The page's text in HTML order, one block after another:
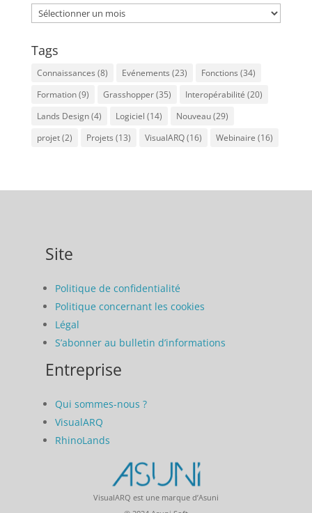
Archives
Tags
Connaissances (8) Evénements (23) Fonctions (34)
Formation(9) Grasshopper(35) Interopérabilité (20)
Lands Design(4) Logiciel (14) Nouveau(29)
projet(2) Projets (13) VisualARQ(16) Webinaire (16)
Site
Politique de confidentialité
Politique concernant les cookies
Légal
S’abonner au bulletin d’informations
Entreprise
Qui sommes-nous ?
VisualARQ
RhinoLands
VisualARQ est une marque d’Asuni